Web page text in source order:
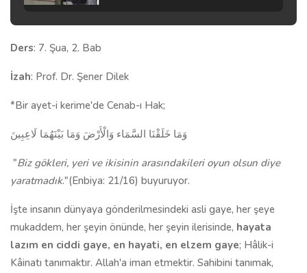
Ders: 7. Şua, 2. Bab
İzah: Prof. Dr. Şener Dilek
*Bir ayet-i kerime'de Cenab-ı Hak;
وَمَا خَلَقْنَا السَّمَاء وَالْأَرْضَ وَمَا بَيْنَهُمَا لَاعِبِينَ
"Biz gökleri, yeri ve ikisinin arasındakileri oyun olsun diye
yaratmadık."(Enbiya: 21/16) buyuruyor.
İşte insanın dünyaya gönderilmesindeki asli gaye, her şeye
mukaddem, her şeyin önünde, her şeyin ilerisinde, hayata
lazım en ciddi gaye, en hayati, en elzem gaye; Hâlik-i
Kâinatı tanımaktır. Allah'a iman etmektir. Sahibini tanımak,